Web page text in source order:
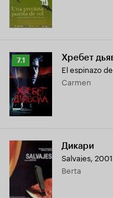
Рейтинг
Кинопоиска
7.1
7.1 Хребет
El espinazo
Carmen
Дикари
Salvajes, 2001
Berta